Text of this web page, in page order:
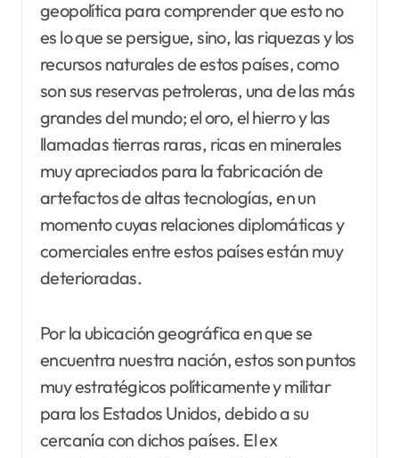
geopolítica para comprender que esto no
es lo que se persigue, sino, las riquezas y los
recursos naturales de estos países, como
son sus reservas petroleras, una de las más
grandes del mundo; el oro, el hierro y las
llamadas tierras raras, ricas en minerales
muy apreciados para la fabricación de
artefactos de altas tecnologías, en un
momento cuyas relaciones diplomáticas y
comerciales entre estos países están muy
deterioradas.
Por la ubicación geográfica en que se
encuentra nuestra nación, estos son puntos
muy estratégicos políticamente y militar
para los Estados Unidos, debido a su
cercanía con dichos países. El ex